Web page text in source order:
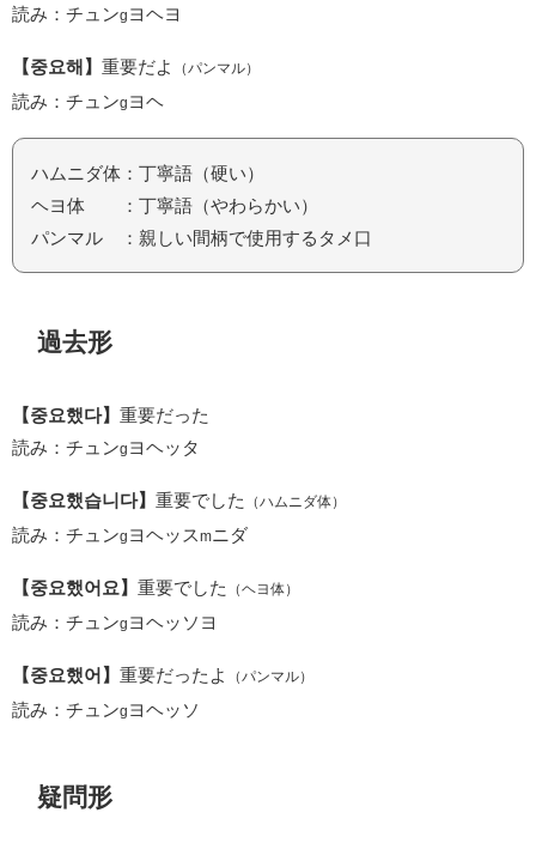
読み：チュンg ヨヘヨ
【중요해】 重要だよ （パンマル）
読み：チュンg ヨヘ
ハムニダ体：丁寧語（硬い）
ヘヨ体 ：丁寧語（やわらかい）
パンマル ：親しい間柄で使用するタメ口
過去形
【중요했다】 重要だった
読み：チュンg ヨヘッタ
【중요했습니다】 重要でした （ハムニダ体）
読み：チュンg ヨヘッス m ニダ
【중요했어요】 重要でした （ヘヨ体）
読み：チュンg ヨヘッソヨ
【중요했어】 重要だったよ （パンマル）
読み：チュンg ヨヘッソ
疑問形